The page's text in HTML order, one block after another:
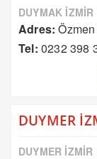
DUYMAK
Adres:
Tel: 0232 398
DUYMER
DUYMER İZMİR